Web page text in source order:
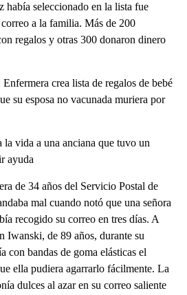
había seleccionado en la lista fue
a la familia. Más de 200
regalos y otras 300 donaron dinero
crea lista de regalos de bebé
su esposa no vacunada muriera por
la vida a una anciana que tuvo un
ayuda
de 34 años del Servicio Postal de
mal cuando notó que una señora
recogido su correo en tres días. A
Iwanski, de 89 años, durante su
con bandas de goma elásticas el
ella pudiera agarrarlo fácilmente. La
dulces al azar en su correo saliente